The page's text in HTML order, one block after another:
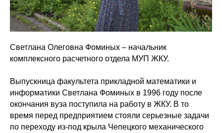
Светлана Олеговна Фоминых – начальник
комплексного расчетного отдела МУП ЖКУ.
Выпускница факультета прикладной математики и
информатики Светлана Фоминых в 1996 году после
окончания вуза поступила на работу в ЖКУ. В то
время перед предприятием стояли серьезные задачи
по переходу из-под крыла Чепецкого механического